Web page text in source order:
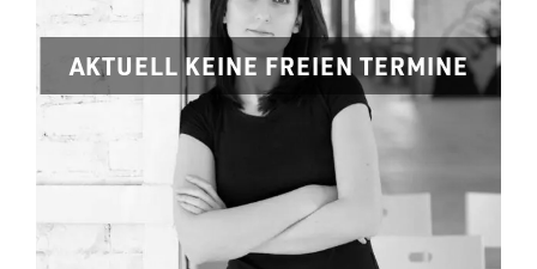
AKTUELL KEINE FREIEN TERMINE